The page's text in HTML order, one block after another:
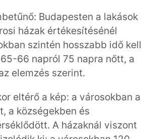
Budapesten a lakások
házak értékesítésénél
szintén hosszabb idő kell
66 napról 75 napra nőtt, a
elemzés szerint.
eltérő a kép: a városokban a
a községekben és
A házaknál viszont